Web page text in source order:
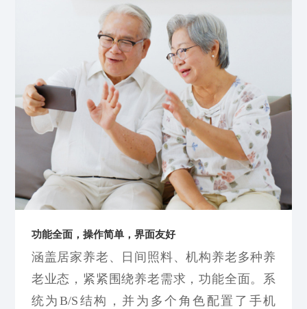
功能全面，操作简单，界面友好
涵盖居家养老、日间照料、机构养老多种养
老业态，紧紧围绕养老需求，功能全面。系
统为B/S结构，并为多个角色配置了手机